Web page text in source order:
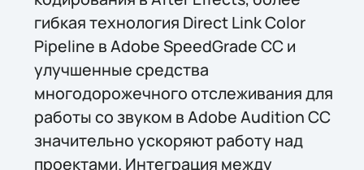
гибкая технология Direct Link Color
Pipeline в Adobe SpeedGrade CC и
улучшенные средства
многодорожечного отслеживания для
работы со звуком в Adobe Audition CC
значительно ускоряют работу над
проектами. Интеграция между